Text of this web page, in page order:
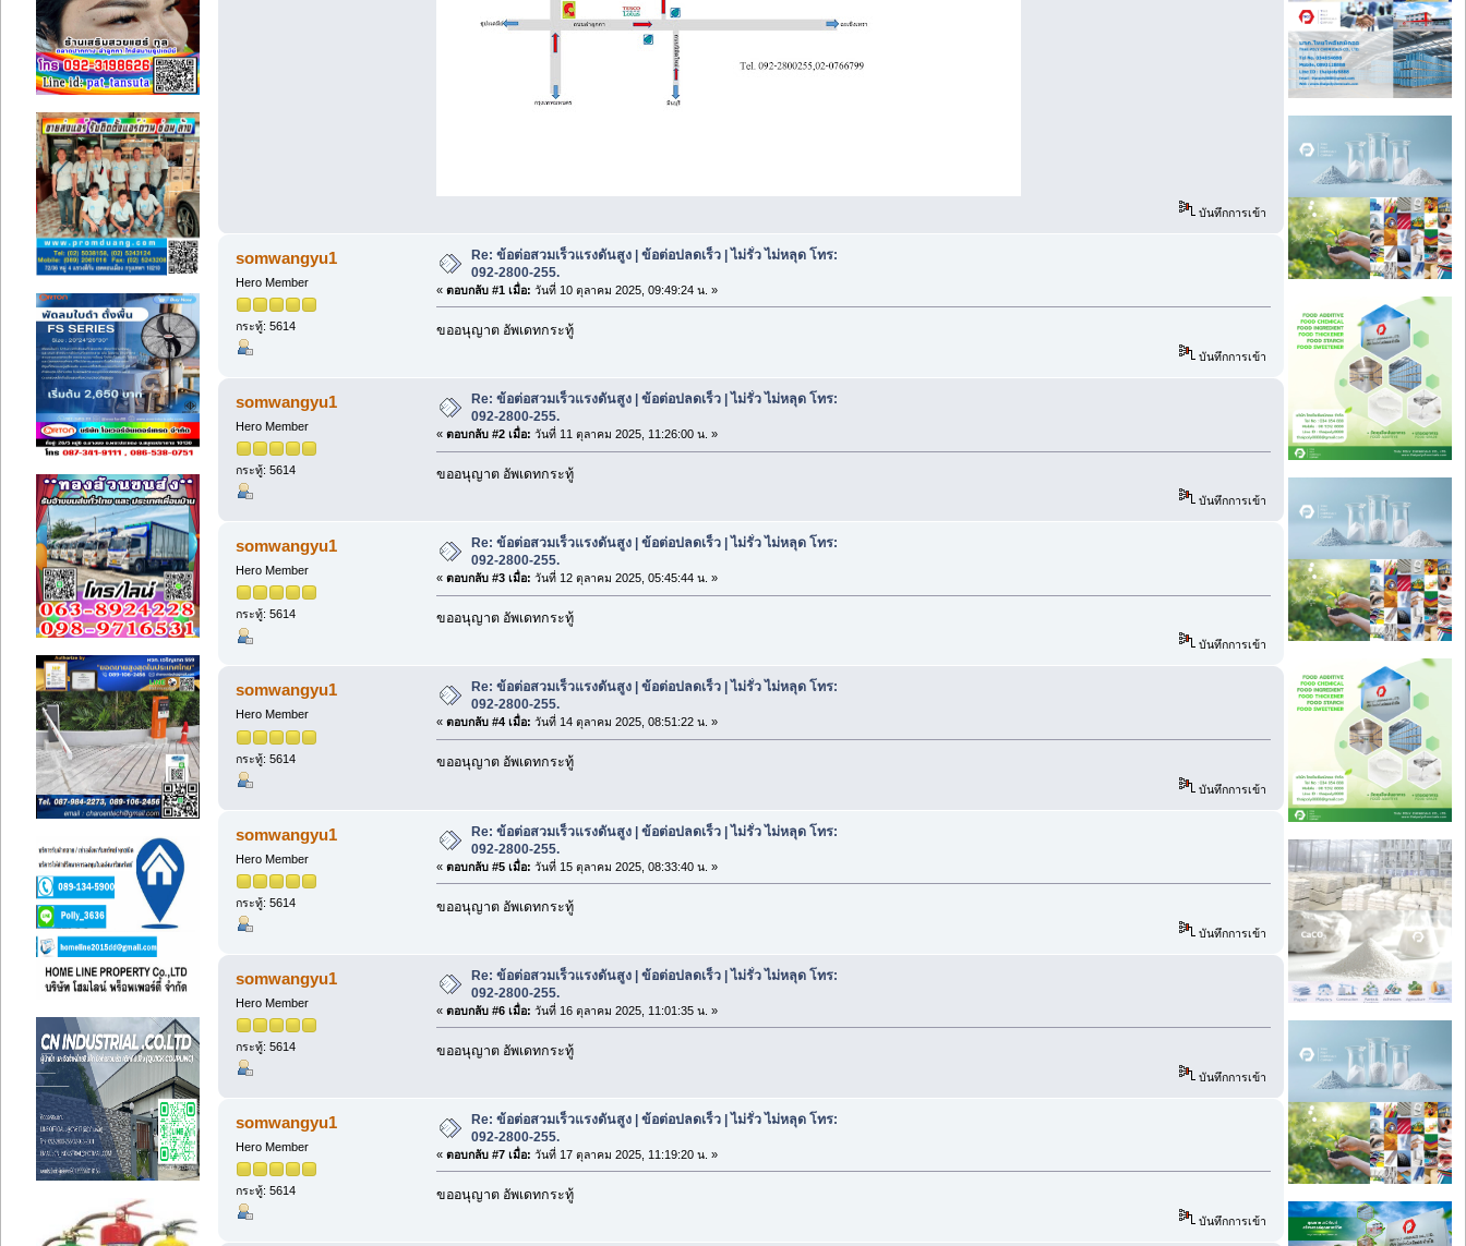
บันทึกการเข้า
somwangyu1
Hero Member
กระทู้: 5614
Re: ข้อต่อสวมเร็วแรงดันสูง | ข้อต่อปลดเร็ว | ไม่รั่ว ไม่หลุด โทร:
092-2800-255.
« ตอบกลับ #1 เมื่อ: วันที่ 10 ตุลาคม 2025, 09:49:24 น. »
ขออนุญาต อัพเดทกระทู้
บันทึกการเข้า
somwangyu1
Hero Member
กระทู้: 5614
Re: ข้อต่อสวมเร็วแรงดันสูง | ข้อต่อปลดเร็ว | ไม่รั่ว ไม่หลุด โทร:
092-2800-255.
« ตอบกลับ #2 เมื่อ: วันที่ 11 ตุลาคม 2025, 11:26:00 น. »
ขออนุญาต อัพเดทกระทู้
บันทึกการเข้า
somwangyu1
Hero Member
กระทู้: 5614
Re: ข้อต่อสวมเร็วแรงดันสูง | ข้อต่อปลดเร็ว | ไม่รั่ว ไม่หลุด โทร:
092-2800-255.
« ตอบกลับ #3 เมื่อ: วันที่ 12 ตุลาคม 2025, 05:45:44 น. »
ขออนุญาต อัพเดทกระทู้
บันทึกการเข้า
somwangyu1
Hero Member
กระทู้: 5614
Re: ข้อต่อสวมเร็วแรงดันสูง | ข้อต่อปลดเร็ว | ไม่รั่ว ไม่หลุด โทร:
092-2800-255.
« ตอบกลับ #4 เมื่อ: วันที่ 14 ตุลาคม 2025, 08:51:22 น. »
ขออนุญาต อัพเดทกระทู้
บันทึกการเข้า
somwangyu1
Hero Member
กระทู้: 5614
Re: ข้อต่อสวมเร็วแรงดันสูง | ข้อต่อปลดเร็ว | ไม่รั่ว ไม่หลุด โทร:
092-2800-255.
« ตอบกลับ #5 เมื่อ: วันที่ 15 ตุลาคม 2025, 08:33:40 น. »
ขออนุญาต อัพเดทกระทู้
บันทึกการเข้า
somwangyu1
Hero Member
กระทู้: 5614
Re: ข้อต่อสวมเร็วแรงดันสูง | ข้อต่อปลดเร็ว | ไม่รั่ว ไม่หลุด โทร:
092-2800-255.
« ตอบกลับ #6 เมื่อ: วันที่ 16 ตุลาคม 2025, 11:01:35 น. »
ขออนุญาต อัพเดทกระทู้
บันทึกการเข้า
somwangyu1
Hero Member
กระทู้: 5614
Re: ข้อต่อสวมเร็วแรงดันสูง | ข้อต่อปลดเร็ว | ไม่รั่ว ไม่หลุด โทร:
092-2800-255.
« ตอบกลับ #7 เมื่อ: วันที่ 17 ตุลาคม 2025, 11:19:20 น. »
ขออนุญาต อัพเดทกระทู้
บันทึกการเข้า